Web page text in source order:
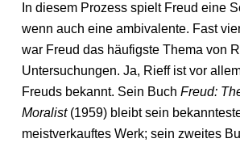
In diesem Prozess spielt Freud eine
wenn auch eine ambivalente. Fast
war Freud das häufigste Thema von
Untersuchungen. Ja, Rieff ist vor
Freuds bekannt. Sein Buch Freud:
Moralist(1959) bleibt sein
meistverkauftes Werk; sein zweites